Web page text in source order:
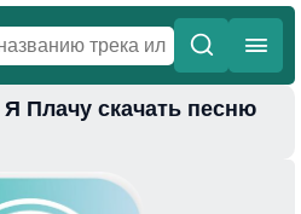
Плачу скачать песню